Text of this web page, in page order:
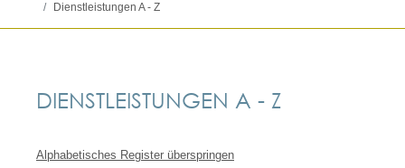
Dienstleistungen A - Z
DIENSTLEISTUNGEN A - Z
Alphabetisches Register überspringen